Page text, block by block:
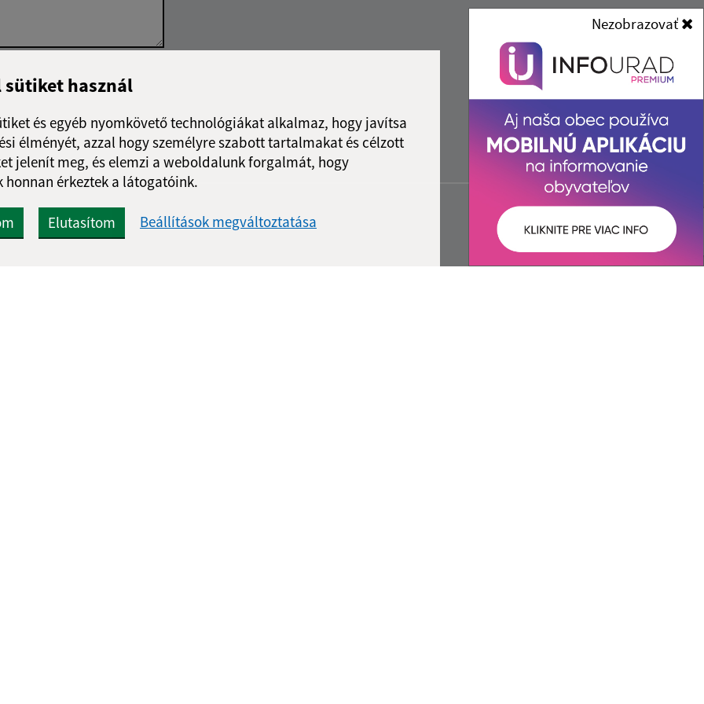
sütiket használ
és egyéb nyomkövető technológiákat alkalmaz, hogy javítsa
élményét, azzal hogy személyre szabott tartalmakat és célzott
jelenít meg, és elemzi a weboldalunk forgalmát, hogy
honnan érkeztek a látogatóink.
Elutasítom Beállítások megváltoztatása
Nezobrazovať
Google reCaptcha Response
Üzenet küldése